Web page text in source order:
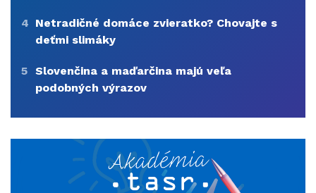
4 Netradičné domáce zvieratko? Chovajte s
deťmi slimáky
5 Slovenčina a maďarčina majú veľa
podobných výrazov